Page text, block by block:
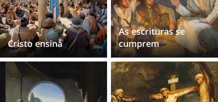
Cristo ensina
As escrituras se
cumprem